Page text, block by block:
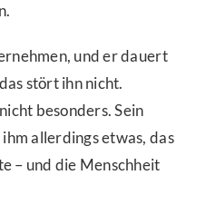
und er dauert
stört ihn nicht.
besonders. Sein
allerdings etwas, das
– und die Menschheit